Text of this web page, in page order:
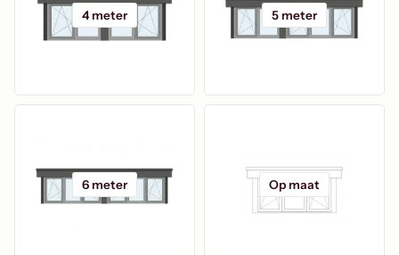
4 meter 5 meter
6 meter Op maat